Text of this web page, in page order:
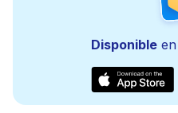
Disponibleen